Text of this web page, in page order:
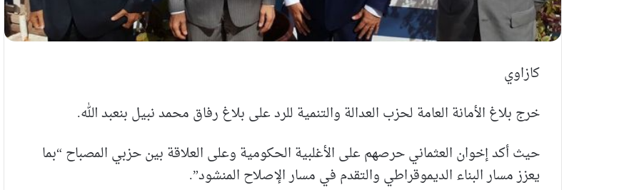
كازاوي
خرج بلاغ الأمانة العامة لحزب العدالة والتنمية للرد على بلاغ رفاق محمد نبيل بنعبد الله.
حيث أكد إخوان العثماني حرصهم على الأغلبية الحكومية وعلى العلاقة بين حزبي المصباح “بما
يعزز مسار البناء الديموقراطي والتقدم في مسار الإصلاح المنشود”.